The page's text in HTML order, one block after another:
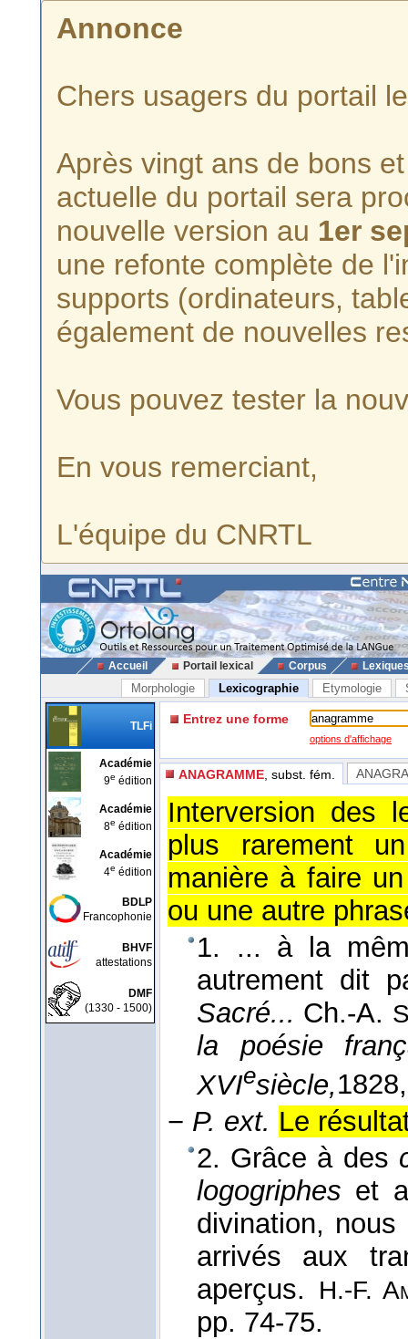
Annonce
Chers usagers du portail
Après vingt ans de bons
actuelle du portail sera
nouvelle version au 1er
une refonte complète de
supports (ordinateurs,
également de nouvelles
Vous pouvez tester la
En vous remerciant,
L'équipe du CNRTL
Accueil Portail lexical Corpus
Morphologie Lexicographie Etymologie
TLFi
Académie
9e édition
Académie
8e édition
Académie
4e édition
BDLP
Francophonie
BHVF
attestations
DMF
(1330 - 1500)
Entrez une forme
options d'affichage
ANAGRAMME , subst. fém.
Interversion des
plus rarement
manière à faire
ou une autre
1. ... à la
autrement dit
Sacré... Ch.-A.
la poésie
XVIesiècle,1828
− P. ext. Le
2. Grâce à des
logogriphes et
divination,
arrivés aux
aperçus.
H.-F.
pp. 74-75.